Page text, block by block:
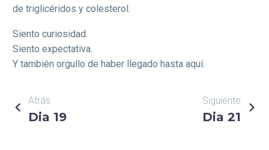
de triglicéridos y colesterol.
Siento curiosidad.
Siento expectativa.
Y también orgullo de haber llegado hasta aquí.
NAVEGACIÓN
Atrás
Dia 19
Siguiente
Dia 21